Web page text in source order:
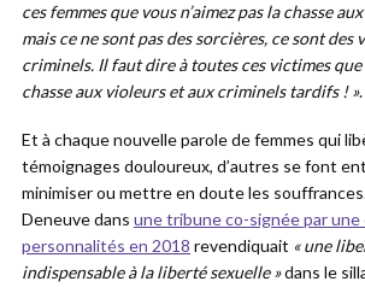
ces femmes que vous n’aimez pas la chasse
mais ce ne sont pas des sorcières, ce sont des
criminels. Il faut dire à toutes ces victimes que
chasse aux violeurs et aux criminels tardifs ! ».
Et à chaque nouvelle parole de femmes qui
témoignages douloureux, d’autres se font
minimiser ou mettre en doute les
Deneuve dans une tribune co-signée par
personnalités en 2018 revendiquait « une
indispensable à la liberté sexuelle »dans le